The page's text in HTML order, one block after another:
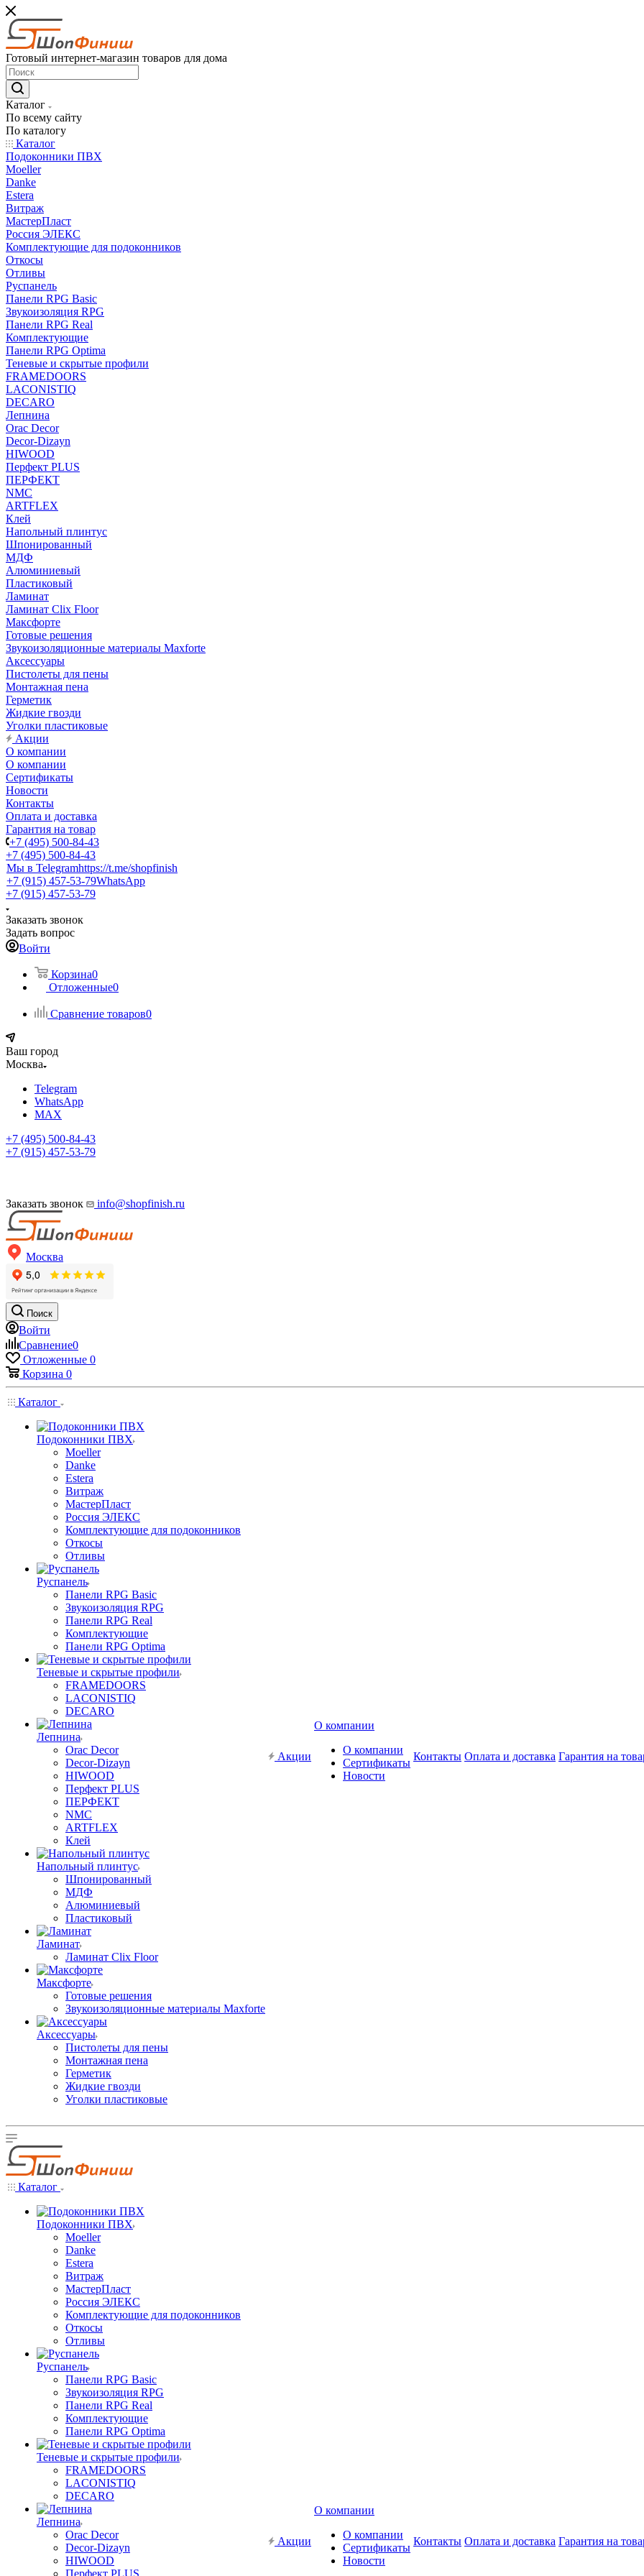
Готовый интернет-магазин товаров для дома
Каталог
По всему сайту
По каталогу
Каталог
Подоконники ПВХ
Moeller
Danke
Estera
Витраж
МастерПласт
Россия ЭЛЕКС
Комплектующие для подоконников
Откосы
Отливы
Руспанель
Панели RPG Basic
Звукоизоляция RPG
Панели RPG Real
Комплектующие
Панели RPG Optima
Теневые и скрытые профили
FRAMEDOORS
LACONISTIQ
DECARO
Лепнина
Orac Decor
Decor-Dizayn
HIWOOD
Перфект PLUS
ПЕРФЕКТ
NMC
ARTFLEX
Клей
Напольный плинтус
Шпонированный
МДФ
Алюминиевый
Пластиковый
Ламинат
Ламинат Clix Floor
Максфорте
Готовые решения
Звукоизоляционные материалы Maxforte
Аксессуары
Пистолеты для пены
Монтажная пена
Герметик
Жидкие гвозди
Уголки пластиковые
Акции
О компании
О компании
Сертификаты
Новости
Контакты
Оплата и доставка
Гарантия на товар
+7 (495) 500-84-43
+7 (495) 500-84-43
Мы в Telegramhttps://t.me/shopfinish
+7 (915) 457-53-79WhatsApp
+7 (915) 457-53-79
Заказать звонок
Задать вопрос
Войти
Корзина0
Отложенные0
Сравнение товаров0
Ваш город
Москва
Telegram
WhatsApp
MAX
+7 (495) 500-84-43
+7 (915) 457-53-79
Заказать звонок info@shopfinish.ru
Москва
Поиск
Войти
Сравнение0
Отложенные 0
Корзина 0
Каталог
Подоконники ПВХ
Moeller
Danke
Estera
Витраж
МастерПласт
Россия ЭЛЕКС
Комплектующие для подоконников
Откосы
Отливы
Руспанель
Панели RPG Basic
Звукоизоляция RPG
Панели RPG Real
Комплектующие
Панели RPG Optima
Теневые и скрытые профили
FRAMEDOORS
LACONISTIQ
DECARO
Лепнина
Orac Decor
Decor-Dizayn
HIWOOD
Перфект PLUS
ПЕРФЕКТ
NMC
ARTFLEX
Клей
Напольный плинтус
Шпонированный
МДФ
Алюминиевый
Пластиковый
Ламинат
Ламинат Clix Floor
Максфорте
Готовые решения
Звукоизоляционные материалы Maxforte
Аксессуары
Пистолеты для пены
Монтажная пена
Герметик
Жидкие гвозди
Уголки пластиковые
Акции
О компании
О компании
Сертификаты
Новости
Контакты Оплата и доставка Гарантия на
Каталог
Подоконники ПВХ
Moeller
Danke
Estera
Витраж
МастерПласт
Россия ЭЛЕКС
Комплектующие для подоконников
Откосы
Отливы
Руспанель
Панели RPG Basic
Звукоизоляция RPG
Панели RPG Real
Комплектующие
Панели RPG Optima
Теневые и скрытые профили
FRAMEDOORS
LACONISTIQ
DECARO
Лепнина
Orac Decor
Decor-Dizayn
HIWOOD
Перфект PLUS
Акции
О компании
О компании
Сертификаты
Новости
Контакты Оплата и доставка Гарантия на